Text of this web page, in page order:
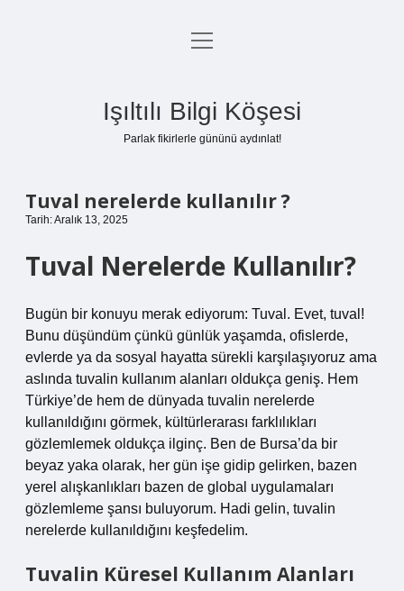
Anasayfa
Yasal Uyarı
menüyü
Işıltılı Bilgi Köşesi
Parlak fikirlerle gününü aydınlat!
Tuval nerelerde kullanılır ?
Tarih: Aralık 13, 2025
Tuval Nerelerde Kullanılır?
Bugün bir konuyu merak ediyorum: Tuval. Evet, tuval!
Bunu düşündüm çünkü günlük yaşamda, ofislerde,
evlerde ya da sosyal hayatta sürekli karşılaşıyoruz ama
aslında tuvalin kullanım alanları oldukça geniş. Hem
Türkiye’de hem de dünyada tuvalin nerelerde
kullanıldığını görmek, kültürlerarası farklılıkları
gözlemlemek oldukça ilginç. Ben de Bursa’da bir
beyaz yaka olarak, her gün işe gidip gelirken, bazen
yerel alışkanlıkları bazen de global uygulamaları
gözlemleme şansı buluyorum. Hadi gelin, tuvalin
nerelerde kullanıldığını keşfedelim.
Tuvalin Küresel Kullanım Alanları